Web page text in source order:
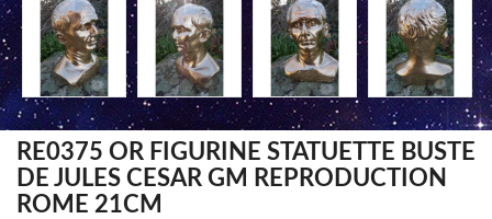
RE0375 OR FIGURINE STATUETTE BUSTE
DE JULES CESAR GM REPRODUCTION
ROME 21CM